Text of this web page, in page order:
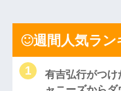
週間人気ラン
有吉弘行がつけ